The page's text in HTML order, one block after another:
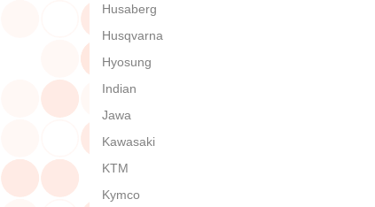
Husaberg
Husqvarna
Hyosung
Indian
Jawa
Kawasaki
KTM
Kymco